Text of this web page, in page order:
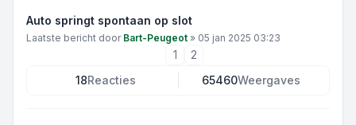
Auto springt spontaan op slot
Laatste bericht door Bart-Peugeot » 05 jan 2025 03:23
1
2
18Reacties 65460Weergaves